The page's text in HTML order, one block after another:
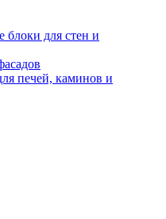
блоки для стен и
печей, каминов и